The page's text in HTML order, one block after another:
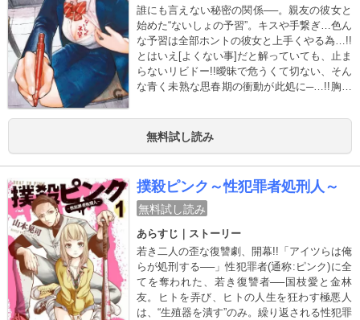
誰にも言えない秘密の関係──。親友の彼女と
始めた“ないしょの予習”。キスや手繋ぎ…色ん
な予習は全部ホントの彼女と上手くやる為…!!
とはいえ[よくない事]だと解っていても、止ま
らないリビドー!!曖昧で危うくて切ない、そん
な青く未熟な思春期の衝動が此処に─…!!胸が
無料試し読み
撲殺ピンク～性犯罪者処刑人～
無料試し読み
あらすじ｜ストーリー
若き二人の歪な復讐劇、開幕!!「アイツらは俺
らが処刑する──」性犯罪者(通称:ピンク)に全
てを奪われた、若き復讐者──国枝愛と金林
友。ヒトを弄び、ヒトの人生を狂わす極悪人
は、“生殖器を潰す”のみ。繰り返される性犯罪